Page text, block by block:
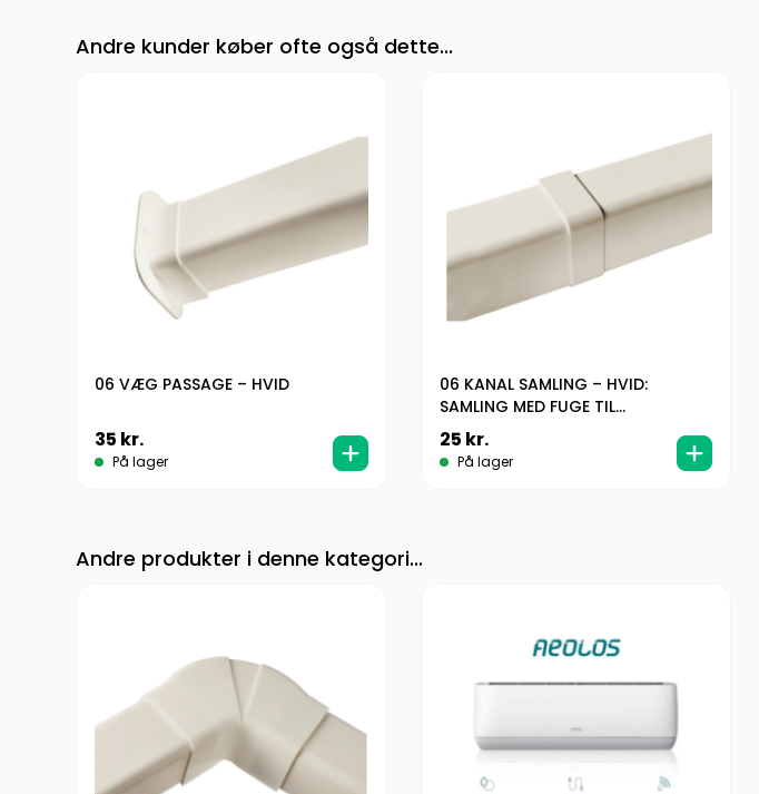
Andre kunder køber ofte også dette...
06 VÆG PASSAGE – HVID
35 kr.
På lager
06 KANAL SAMLING – HVID:
SAMLING MED FUGE TIL
KLIMAANLÆGSKANALER
25 kr.
På lager
Andre produkter i denne kategori...